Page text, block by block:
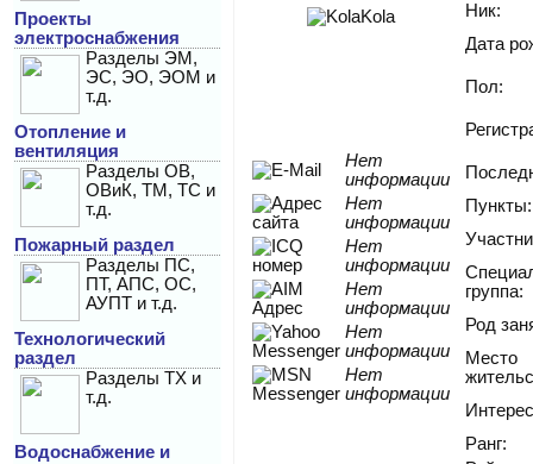
Проекты
электроснабжения
Разделы ЭМ,
ЭС, ЭО, ЭОМ и
т.д.
Отопление и
вентиляция
Разделы ОВ,
ОВиК, ТМ, ТС и
т.д.
Пожарный раздел
Разделы ПС,
ПТ, АПС, ОС,
АУПТ и т.д.
Технологический
раздел
Разделы ТХ и
т.д.
Водоснабжение и
Ник:
Дата
Пол:
Пункты:
группа:
Род
Место
Ранг:
Нет
информации
Нет
информации
Нет
информации
Нет
информации
Нет
информации
Нет
информации